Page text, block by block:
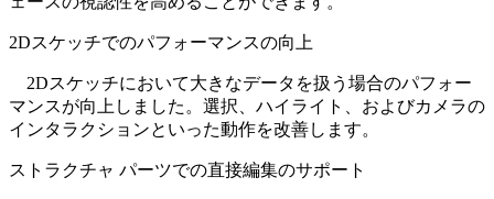
2Dスケッチでのパフォーマンスの向上
2Dスケッチにおいて大きなデータを扱う場合のパフォー
マンスが向上しました。選択、ハイライト、およびカメラの
インタラクションといった動作を改善します。
ストラクチャ パーツでの直接編集のサポート